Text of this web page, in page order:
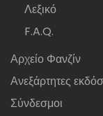
Λεξικό
F.A.Q.
Αρχείο Φανζίν
Ανεξάρτητες
Σύνδεσμοι